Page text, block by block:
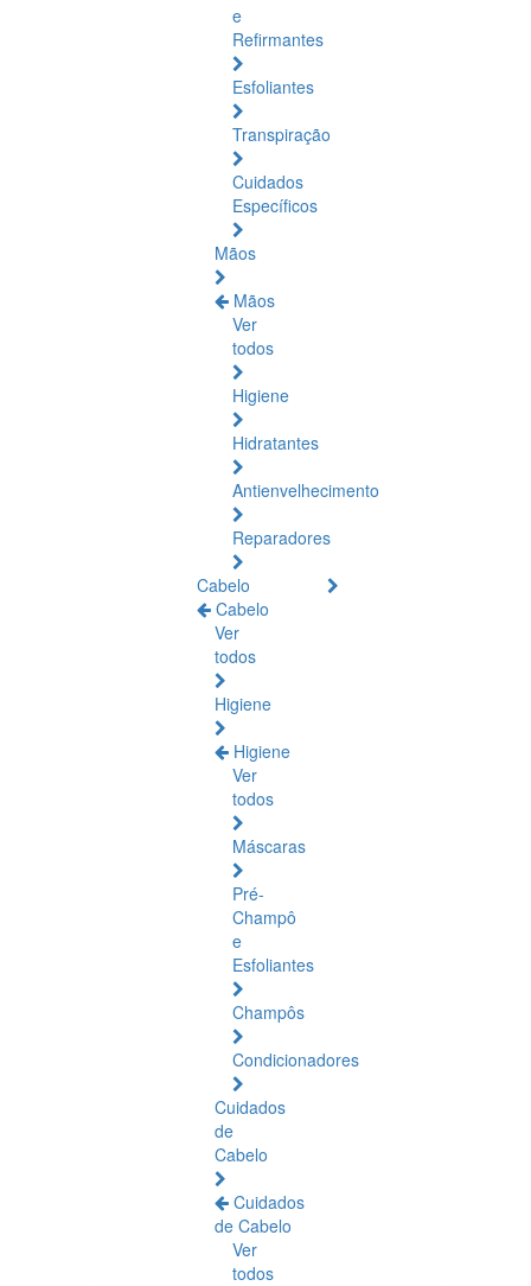
e
Refirmantes
Esfoliantes
Transpiração
Cuidados
Específicos
Mãos
Mãos
Ver
todos
Higiene
Hidratantes
Antienvelhecimento
Reparadores
Cabelo
Cabelo
Ver
todos
Higiene
Higiene
Ver
todos
Máscaras
Pré-
Champô
e
Esfoliantes
Champôs
Condicionadores
Cuidados
de
Cabelo
Cuidados
de Cabelo
Ver
todos